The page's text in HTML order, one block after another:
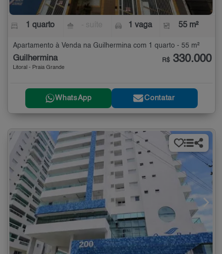
1 quarto 1 vaga 55 m²
Apartamento à Venda na Guilhermina com 1 quarto - 55 m²
Guilhermina
Litoral - Praia Grande
R$ 330.000
WhatsApp Contatar